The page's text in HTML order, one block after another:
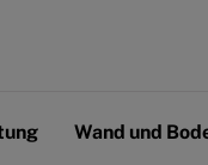
Wand und